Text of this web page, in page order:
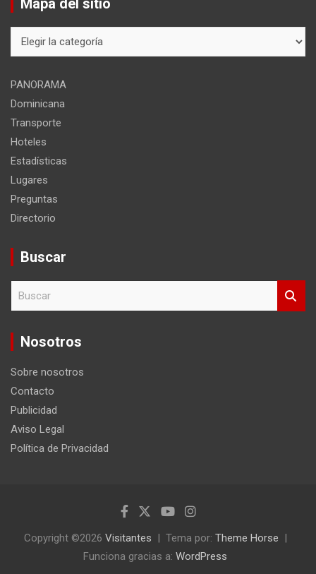
Mapa del sitio
del
PANORAMA
Dominicana
Transporte
Hoteles
Estadísticas
Lugares
Preguntas
Directorio
Buscar
c
Nosotros
Sobre nosotros
Contacto
Publicidad
Aviso Legal
Política de Privacidad
Copyright ©2026 Visitantes Tema por: Theme Horse
Funciona gracias a: WordPress